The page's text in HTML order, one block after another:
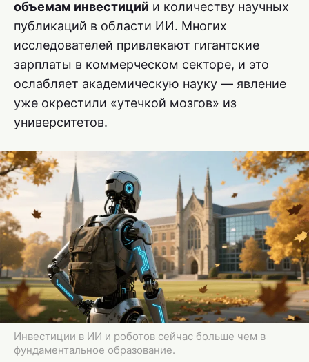
объемам инвестиций и количеству научных
публикаций в области ИИ. Многих
исследователей привлекают гигантские
зарплаты в коммерческом секторе, и это
ослабляет академическую науку — явление
уже окрестили «утечкой мозгов» из
университетов.
Инвестиции в ИИ и роботов сейчас больше чем в
фундаментальное образование.